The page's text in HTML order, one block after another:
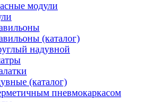
модули
(каталог)
надувной
(каталог)
пневмокаркасом